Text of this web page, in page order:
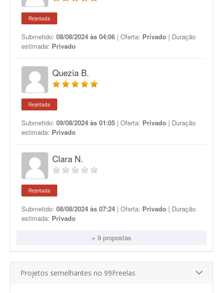
Rejeitada
Submetido: 08/08/2024 às 04:06 | Oferta: Privado | Duração
estimada: Privado
Quezia B.
Rejeitada
Submetido: 09/08/2024 às 01:05 | Oferta: Privado | Duração
estimada: Privado
Clara N.
Rejeitada
Submetido: 08/08/2024 às 07:24 | Oferta: Privado | Duração
estimada: Privado
+ 9 propostas
Projetos semelhantes no 99Freelas